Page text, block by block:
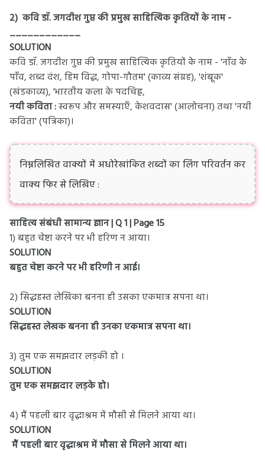
2) कवि डॉ. जगदीश गुप्त की प्रमुख साहित्यिक कृतियों के नाम -
____________
SOLUTION
कवि डॉ. जगदीश गुप्त की प्रमुख साहित्यिक कृतियों के नाम - 'नाँव के
पाँव, शब्द दंश, हिम विद्ध, गोपा-गौतम' (काव्य संग्रह), 'शंबूक'
(खंडकाव्य), 'भारतीय कला के पदचिह्न,
नयी कविता :स्वरूप और समस्याएँ, केशवदास' (आलोचना) तथा 'नयी
कविता' (पत्रिका)।
निम्नलिखित वाक्यों में अधोरेखांकित शब्दों का लिंग परिवर्तन कर
वाक्य फिर से लिखिए :
साहित्य संबंधी सामान्य ज्ञान | Q 1 | Page 15
1) बहुत चेष्टा करने पर भी हरिण न आया।
SOLUTION
बहुत चेष्टा करने पर भी हरिणी न आई।
2) सिद्धहस्त लेखिका बनना ही उसका एकमात्र सपना था।
SOLUTION
सिद्धहस्त लेखक बनना ही उनका एकमात्र सपना था।
3) तुम एक समझदार लड़की हो ।
SOLUTION
तुम एक समझदार लड़के हो।
4) मैं पहली बार वृद्धाश्रम में मौसी से मिलने आया था।
SOLUTION
मैं पहली बार वृद्धाश्रम में मौसा से मिलने आया था।